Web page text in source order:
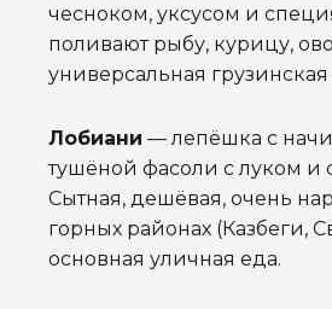
чесноком, уксусом и
поливают рыбу, курицу,
универсальная грузинская
Лобиани — лепёшка с
тушёной фасоли с луком и
Сытная, дешёвая, очень
горных районах (Казбеги,
основная уличная еда.